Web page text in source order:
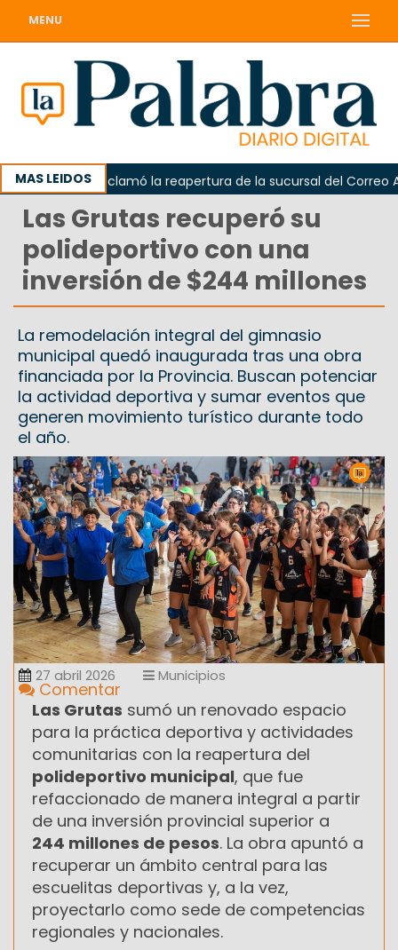
MENU
MAS LEIDOS
Odarda reclamó la reapertura de la sucursal del Correo
Las Grutas recuperó su
polideportivo con una
inversión de $244 millones
La remodelación integral del gimnasio
municipal quedó inaugurada tras una obra
financiada por la Provincia. Buscan potenciar
la actividad deportiva y sumar eventos que
generen movimiento turístico durante todo
el año.
27 abril 2026 Municipios
Comentar
Las Grutas sumó un renovado espacio
para la práctica deportiva y actividades
comunitarias con la reapertura del
polideportivo municipal, que fue
refaccionado de manera integral a partir
de una inversión provincial superior a
244 millones de pesos. La obra apuntó a
recuperar un ámbito central para las
escuelitas deportivas y, a la vez,
proyectarlo como sede de competencias
regionales y nacionales.